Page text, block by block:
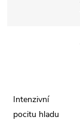
Intenzivní
pocitu hladu